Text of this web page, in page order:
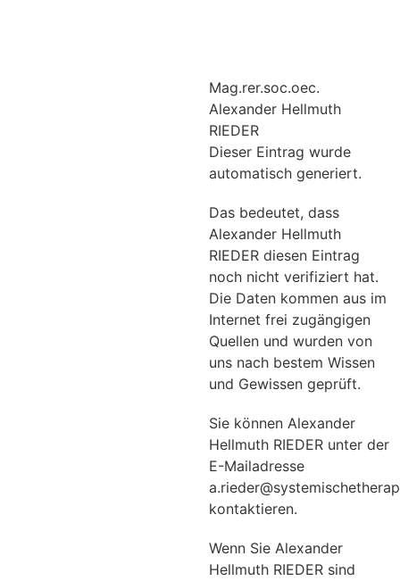
Mag.rer.soc.oec.
Alexander Hellmuth
RIEDER
Dieser Eintrag wurde
automatisch generiert.
Das bedeutet, dass
Alexander Hellmuth
RIEDER diesen Eintrag
noch nicht verifiziert hat.
Die Daten kommen aus im
Internet frei zugängigen
Quellen und wurden von
uns nach bestem Wissen
und Gewissen geprüft.
Sie können Alexander
Hellmuth RIEDER unter der
E-Mailadresse
kontaktieren.
Wenn Sie Alexander
Hellmuth RIEDER sind